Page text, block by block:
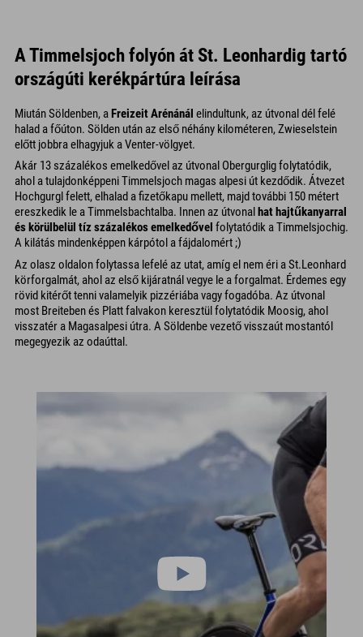
A Timmelsjoch folyón át St. Leonhardig tartó
országúti kerékpártúra leírása
Miután Söldenben, aFreizeit Arénánál elindultunk, az útvonal dél felé
halad a főúton. Sölden után az első néhány kilométeren, Zwieselstein
előtt jobbra elhagyjuk a Venter-völgyet.
Akár 13 százalékos emelkedővel az útvonal Obergurglig folytatódik,
ahol a tulajdonképpeni Timmelsjoch magas alpesi út kezdődik. Átvezet
Hochgurgl felett, elhalad a fizetőkapu mellett, majd további 150 métert
ereszkedik le a Timmelsbachtalba. Innen az útvonalhat hajtűkanyarral
és körülbelül tíz százalékos emelkedővel folytatódik a Timmelsjochig.
A kilátás mindenképpen kárpótol a fájdalomért ;)
Az olasz oldalon folytassa lefelé az utat, amíg el nem éri a St.Leonhard
körforgalmát, ahol az első kijáratnál vegye le a forgalmat. Érdemes egy
rövid kitérőt tenni valamelyik pizzériába vagy fogadóba. Az útvonal
most Breiteben és Platt falvakon keresztül folytatódik Moosig, ahol
visszatér a Magasalpesi útra. A Söldenbe vezető visszaút mostantól
megegyezik az odaúttal.